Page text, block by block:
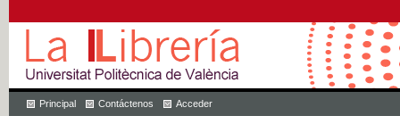
Principal Contáctenos Acceder